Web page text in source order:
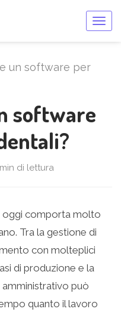
un software per
software
di lettura
oggi comporta molto
Tra la gestione di
con molteplici
di produzione e la
può
quanto il lavoro